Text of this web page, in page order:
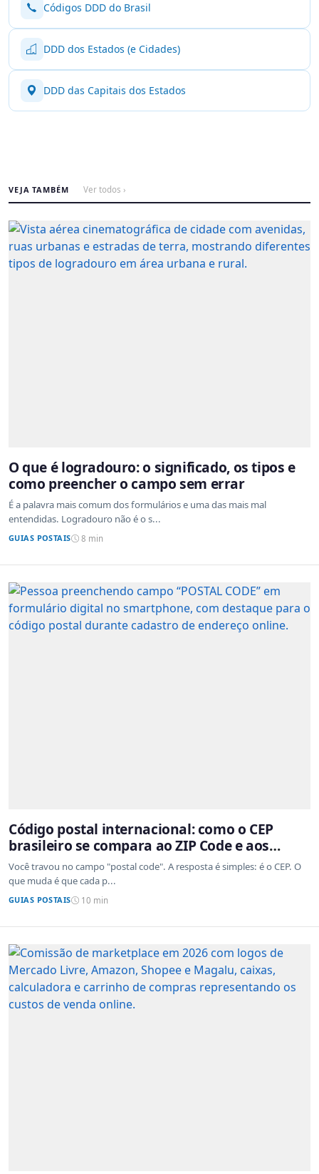
Códigos DDD do Brasil
DDD dos Estados (e Cidades)
DDD das Capitais dos Estados
VEJA TAMBÉM Ver todos ›
O que é logradouro: o significado, os tipos e
como preencher o campo sem errar
É a palavra mais comum dos formulários e uma das mais mal
entendidas. Logradouro não é o s...
GUIAS POSTAIS 8 min
Código postal internacional: como o CEP
brasileiro se compara ao ZIP Code e aos
sistemas de outros países
Você travou no campo "postal code". A resposta é simples: é o CEP. O
que muda é que cada p...
GUIAS POSTAIS 10 min